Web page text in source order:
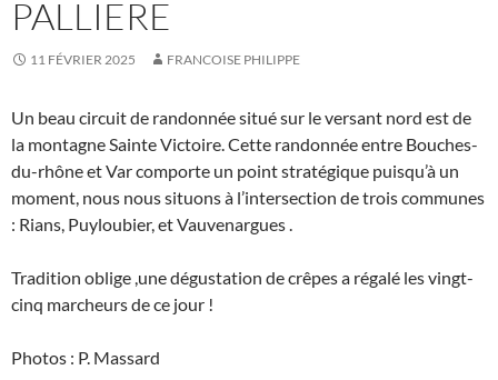
PALLIERE
11 FÉVRIER 2025 FRANCOISE PHILIPPE
Un beau circuit de randonnée situé sur le versant nord est de
la montagne Sainte Victoire. Cette randonnée entre Bouches-
du-rhône et Var comporte un point stratégique puisqu’à un
moment, nous nous situons à l’intersection de trois communes
: Rians, Puyloubier, et Vauvenargues .
Tradition oblige ,une dégustation de crêpes a régalé les vingt-
cinq marcheurs de ce jour !
Photos : P. Massard